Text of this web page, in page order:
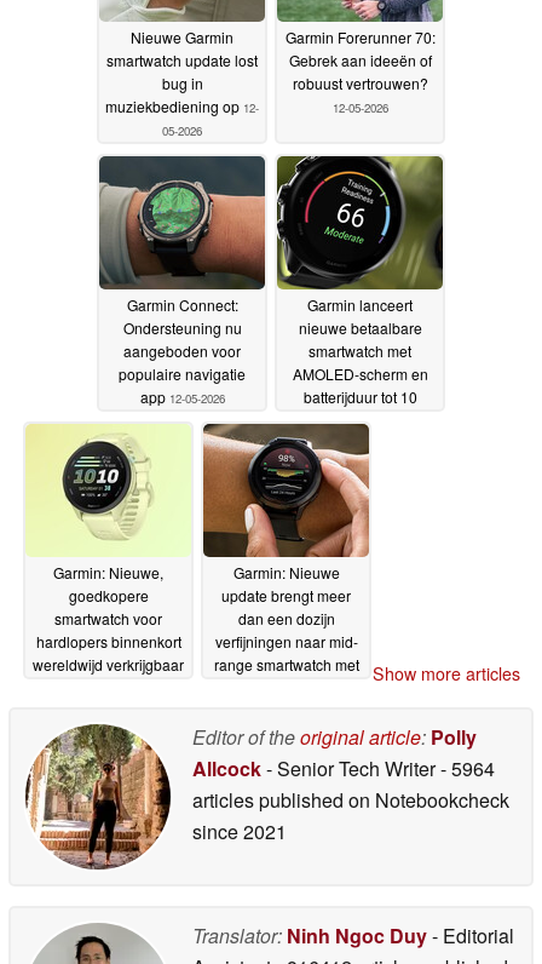
Nieuwe Garmin
smartwatch update lost
bug in
muziekbediening op 12-
05-2026
Garmin Forerunner 70:
Gebrek aan ideeën of
robuust vertrouwen?
12-05-2026
Garmin Connect:
Ondersteuning nu
aangeboden voor
populaire navigatie
app 12-05-2026
Garmin lanceert
nieuwe betaalbare
smartwatch met
AMOLED-scherm en
batterijduur tot 10
dagen12-05-2026
Garmin: Nieuwe,
goedkopere
smartwatch voor
hardlopers binnenkort
wereldwijd verkrijgbaar
Garmin: Nieuwe
update brengt meer
dan een dozijn
verfijningen naar mid-
range smartwatch met
batterij12-05-2026
Show more articles
Editor of theoriginal article: Polly
Allcock- Senior Tech Writer- 5964
articles published on Notebookcheck
since 2021
Translator: Ninh Ngoc Duy- Editorial